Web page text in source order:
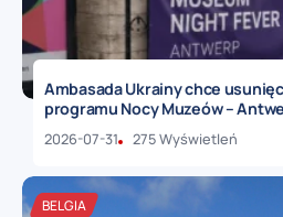
Ambasada Ukrainy chce
programu Nocy Muzeów –
2026-07-31 275 Wyświetleń
BELGIA